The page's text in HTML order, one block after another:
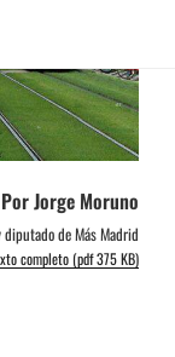
Por Jorge Moruno
diputado de Más Madrid
completo (pdf 375 KB)